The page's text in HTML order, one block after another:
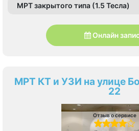
МРТ закрытого типа (1.5 Тесла)
Онлайн
МРТ КТ и УЗИ на улице
22
Отзыв о сервисе